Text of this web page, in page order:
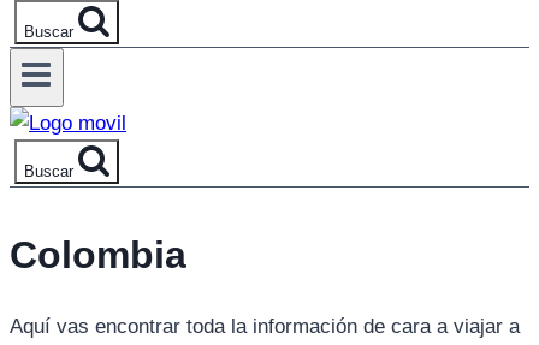
Buscar
Buscar
Colombia
Aquí vas encontrar toda la información de cara a viajar a